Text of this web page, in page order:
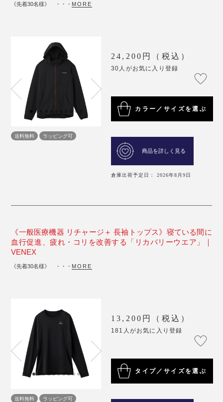
《先着30名様》 ・・・ MORE
送料無料 ラッピング可
24,200円（税込）
30人がお気に入り登録
カラー／サイズを選ぶ
商品を詳しく見る
倉庫出荷予定日： 2026年8月9日
《一般医療機器 リチャージ＋ 長袖トップス》寝ている間に
血行促進、疲れ・コリを改善する「リカバリーウエア」｜
VENEX
《先着30名様》 ・・・ MORE
送料無料 ラッピング可
13,200円（税込）
181人がお気に入り登録
タイプ／サイズを選ぶ